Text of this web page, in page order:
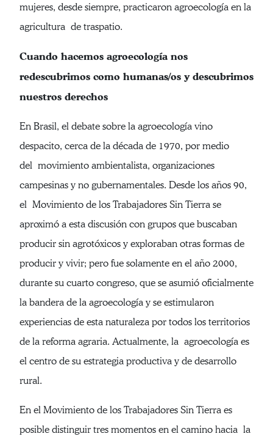
mujeres, desde siempre, practicaron agroecología en la
agricultura de traspatio.
Cuando hacemos agroecología nos
redescubrimos como humanas/os y descubrimos
nuestros derechos
En Brasil, el debate sobre la agroecología vino
despacito, cerca de la década de 1970, por medio
del movimiento ambientalista, organizaciones
campesinas y no gubernamentales. Desde los años 90,
el Movimiento de los Trabajadores Sin Tierra se
aproximó a esta discusión con grupos que buscaban
producir sin agrotóxicos y exploraban otras formas de
producir y vivir; pero fue solamente en el año 2000,
durante su cuarto congreso, que se asumió oficialmente
la bandera de la agroecología y se estimularon
experiencias de esta naturaleza por todos los territorios
de la reforma agraria. Actualmente, la agroecología es
el centro de su estrategia productiva y de desarrollo
rural.
En el Movimiento de los Trabajadores Sin Tierra es
posible distinguir tres momentos en el camino hacia la